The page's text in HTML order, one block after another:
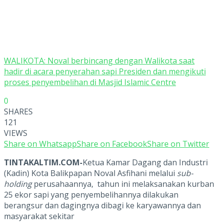
WALIKOTA: Noval berbincang dengan Walikota saat
hadir di acara penyerahan sapi Presiden dan mengikuti
proses penyembelihan di Masjid Islamic Centre
0
SHARES
121
VIEWS
Share on WhatsappShare on FacebookShare on Twitter
TINTAKALTIM.COM-Ketua Kamar Dagang dan Industri
(Kadin) Kota Balikpapan Noval Asfihani melalui sub-
holdingperusahaannya, tahun ini melaksanakan kurban
25 ekor sapi yang penyembelihannya dilakukan
berangsur dan dagingnya dibagi ke karyawannya dan
masyarakat sekitar